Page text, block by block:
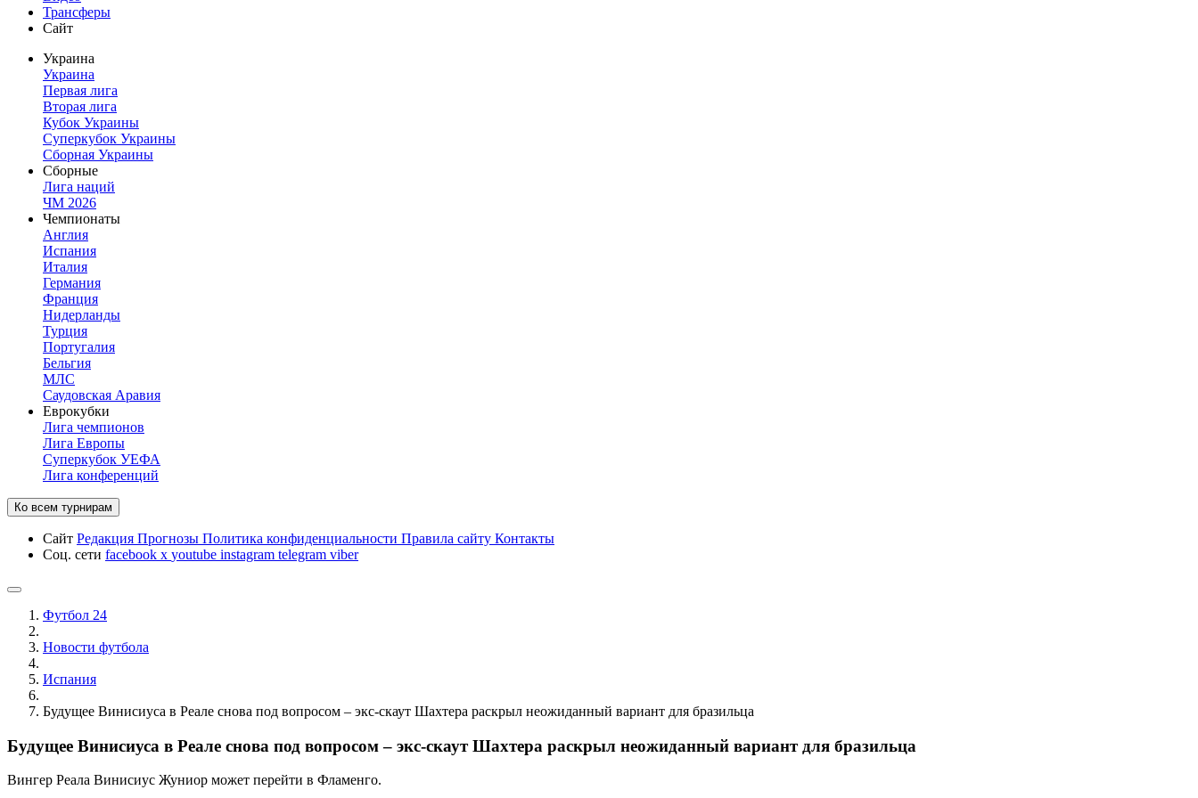
Трансферы
Сайт
Украина
Украина
Первая лига
Вторая лига
Кубок Украины
Суперкубок Украины
Сборная Украины
Сборные
Лига наций
ЧМ 2026
Чемпионаты
Англия
Испания
Италия
Германия
Франция
Нидерланды
Турция
Португалия
Бельгия
МЛС
Саудовская Аравия
Еврокубки
Лига чемпионов
Лига Европы
Суперкубок УЕФА
Лига конференций
Ко всем турнирам
Сайт Редакция Прогнозы Политика конфиденциальности Правила сайту Контакты
Соц. сети facebook x youtube instagram telegram viber
Футбол 24
Новости футбола
Испания
Будущее Винисиуса в Реале снова под вопросом – экс-скаут Шахтера раскрыл неожиданный вариант для бразильца
Будущее Винисиуса в Реале снова под вопросом – экс-скаут Шахтера раскрыл неожиданный вариант для бразильца
Вингер Реала Винисиус Жуниор может перейти в Фламенго.